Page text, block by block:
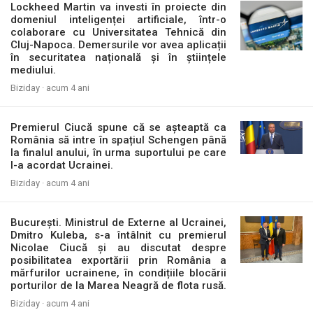
Lockheed Martin va investi în proiecte din
domeniul inteligenței artificiale, într-o
colaborare cu Universitatea Tehnică din
Cluj-Napoca. Demersurile vor avea aplicații
în securitatea națională și în științele
mediului.
Biziday · acum 4 ani
Premierul Ciucă spune că se așteaptă ca
România să intre în spațiul Schengen până
la finalul anului, în urma suportului pe care
l-a acordat Ucrainei.
Biziday · acum 4 ani
București. Ministrul de Externe al Ucrainei,
Dmitro Kuleba, s-a întâlnit cu premierul
Nicolae Ciucă și au discutat despre
posibilitatea exportării prin România a
mărfurilor ucrainene, în condițiile blocării
porturilor de la Marea Neagră de flota rusă.
Biziday · acum 4 ani